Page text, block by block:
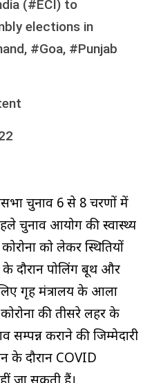
(#ECI) to
elections in
#Goa, #Punjab
चुनाव 6 से 8 चरणों में
चुनाव आयोग की स्वास्थ्य
को लेकर स्थितियों
के दौरान पोलिंग बूथ और
गृह मंत्रालय के आला
की तीसरे लहर के
कराने की जिम्मेदारी
के दौरान COVID